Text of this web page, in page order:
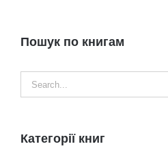
Пошук по книгам
Категорії книг